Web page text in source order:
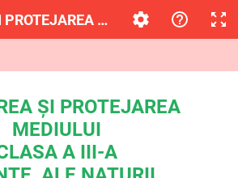
MEDIULUI
ȘI PROTEJAREA
MEDIULUI
A III-A